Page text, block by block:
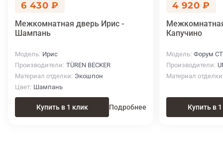
6 430 ₽
Межкомнатная дверь Ирис -
Шампань
Модель Ирис
Производители TÜREN BECKER
Материал отделки Экошпон
Цвет Шампань
Купить в 1 клик Подробнее
4 920 ₽
Капучино
Модель Форум СТ
Производители
Материал отделки
Купить в